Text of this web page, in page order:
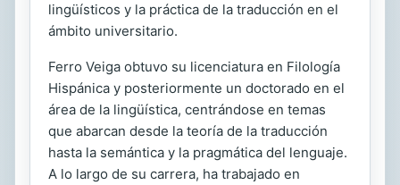
lingüísticos y la práctica de la traducción en el
ámbito universitario.
Ferro Veiga obtuvo su licenciatura en Filología
Hispánica y posteriormente un doctorado en el
área de la lingüística, centrándose en temas
que abarcan desde la teoría de la traducción
hasta la semántica y la pragmática del lenguaje.
A lo largo de su carrera, ha trabajado en